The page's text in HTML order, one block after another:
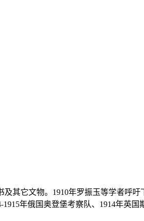
其它文物。1910年罗振玉等学者呼吁
年俄国奥登堡考察队、1914年英国